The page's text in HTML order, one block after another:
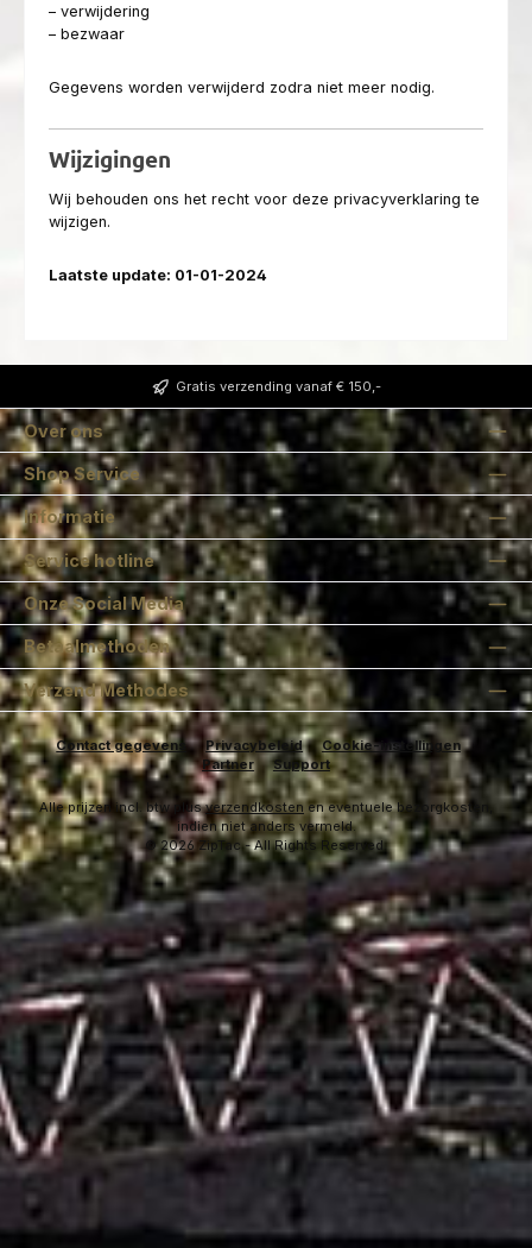
– verwijdering
– bezwaar
Gegevens worden verwijderd zodra niet meer nodig.
Wijzigingen
Wij behouden ons het recht voor deze privacyverklaring te
wijzigen.
Laatste update: 01-01-2024
Gratis verzending vanaf € 150,-
Over ons
Shop Service
Informatie
Service hotline
Onze Social Media
Betaalmethoden
Verzend Methodes
Contact gegevens Privacybeleid
Cookie-instellingen
Partner
Support
Alle prijzen incl. btw plusverzendkosten en eventuele bezorgkosten,
indien niet anders vermeld.
© 2026 ZipTac - All Rights Reserved.